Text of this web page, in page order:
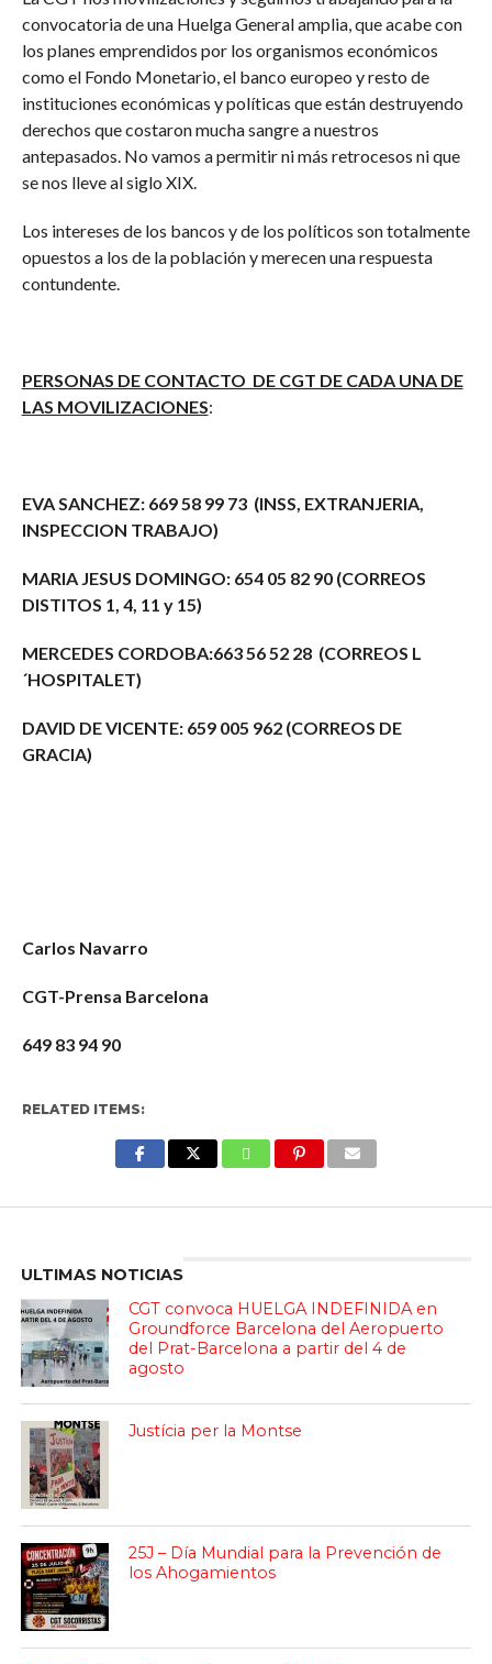
convocatoria de una Huelga General amplia, que acabe con
los planes emprendidos por los organismos económicos
como el Fondo Monetario, el banco europeo y resto de
instituciones económicas y políticas que están destruyendo
derechos que costaron mucha sangre a nuestros
antepasados. No vamos a permitir ni más retrocesos ni que
se nos lleve al siglo XIX.
Los intereses de los bancos y de los políticos son totalmente
opuestos a los de la población y merecen una respuesta
contundente.
PERSONAS DE CONTACTO DE CGT DE CADA UNA DE
LAS MOVILIZACIONES:
EVA SANCHEZ: 669 58 99 73 (INSS, EXTRANJERIA,
INSPECCION TRABAJO)
MARIA JESUS DOMINGO: 654 05 82 90 (CORREOS
DISTITOS 1, 4, 11 y 15)
MERCEDES CORDOBA:663 56 52 28 (CORREOS L
´HOSPITALET)
DAVID DE VICENTE: 659 005 962 (CORREOS DE
GRACIA)
Carlos Navarro
CGT-Prensa Barcelona
649 83 94 90
RELATED ITEMS:
ULTIMAS NOTICIAS
CGT convoca HUELGA INDEFINIDA en
Groundforce Barcelona del Aeropuerto
del Prat-Barcelona a partir del 4 de
agosto
Justícia per la Montse
25J – Día Mundial para la Prevención de
los Ahogamientos